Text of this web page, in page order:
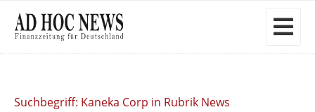
Suchbegriff: Kaneka Corp in Rubrik News